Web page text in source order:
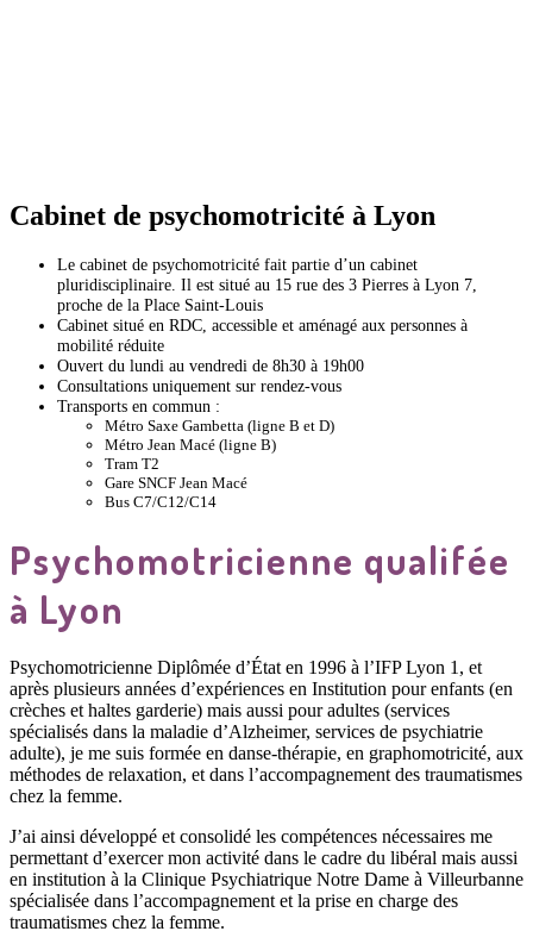
Cabinet de psychomotricité à Lyon
Le cabinet de psychomotricité fait partie d’un cabinet
pluridisciplinaire. Il est situé au 15 rue des 3 Pierres à Lyon 7,
proche de la Place Saint-Louis
Cabinet situé en RDC, accessible et aménagé aux personnes à
mobilité réduite
Ouvert du lundi au vendredi de 8h30 à 19h00
Consultations uniquement sur rendez-vous
Transports en commun :
Métro Saxe Gambetta (ligne B et D)
Métro Jean Macé (ligne B)
Tram T2
Gare SNCF Jean Macé
Bus C7/C12/C14
Psychomotricienne qualifée
à Lyon
Psychomotricienne Diplômée d’État en 1996 à l’IFP Lyon 1, et
après plusieurs années d’expériences en Institution pour enfants (en
crèches et haltes garderie) mais aussi pour adultes (services
spécialisés dans la maladie d’Alzheimer, services de psychiatrie
adulte), je me suis formée en danse-thérapie, en graphomotricité, aux
méthodes de relaxation, et dans l’accompagnement des traumatismes
chez la femme.
J’ai ainsi développé et consolidé les compétences nécessaires me
permettant d’exercer mon activité dans le cadre du libéral mais aussi
en institution à la Clinique Psychiatrique Notre Dame à Villeurbanne
spécialisée dans l’accompagnement et la prise en charge des
traumatismes chez la femme.